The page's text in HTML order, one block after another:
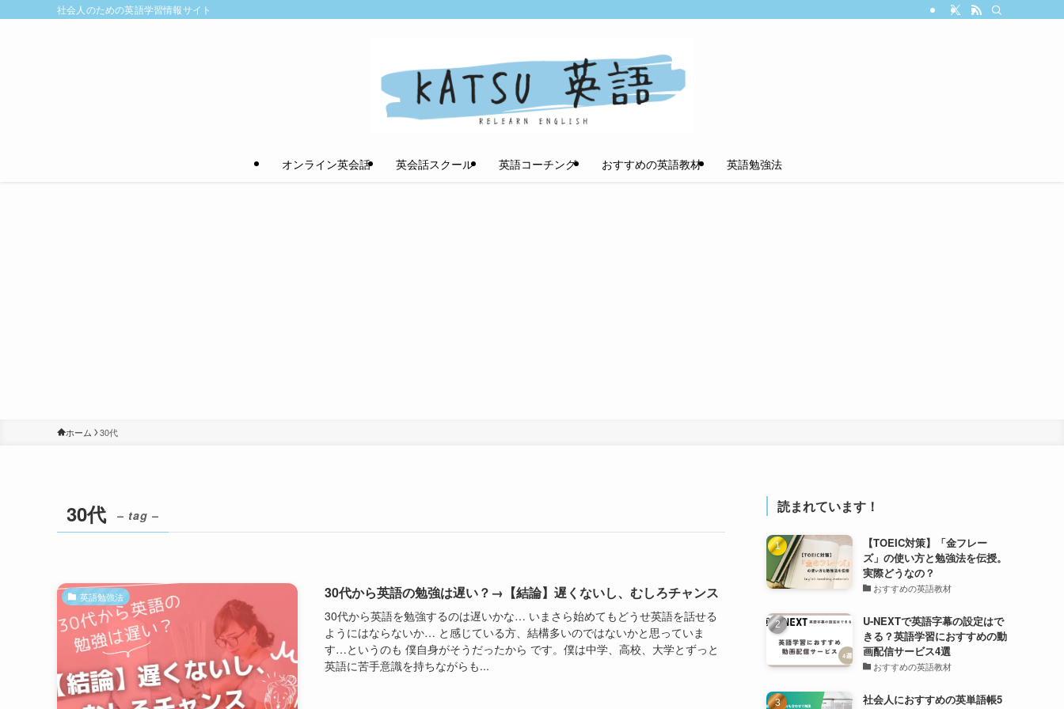
社会人のための英語学習情報サイト
オンライン英会話 英会話スクール 英語コーチング おすすめの英語教材 英語勉強法
ホーム 30代
30代 – tag –
英語勉強法 30代から英語の勉強は遅い？→【結論】遅くないし、むしろチャンス
30代から英語を勉強するのは遅いかな… いまさら始めてもどうせ英語を話せる
ようにはならないか… と感じている方、結構多いのではないかと思っていま
す…というのも 僕自身がそうだったから です。僕は中学、高校、大学とずっと
英語に苦手意識を持ちながらも...
読まれています！
【TOEIC対策】「金フレー
ズ」の使い方と勉強法を伝授。
実際どうなの？
おすすめの英語教材
U-NEXTで英語字幕の設定はで
きる？英語学習におすすめの動
画配信サービス4選
おすすめの英語教材
社会人におすすめの英単語帳5